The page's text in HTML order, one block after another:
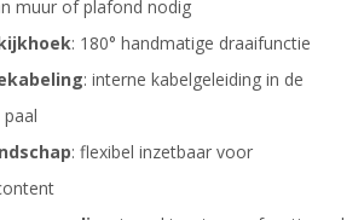
muur of plafond nodig
: 180° handmatige draaifunctie
: interne kabelgeleiding in de
: flexibel inzetbaar voor